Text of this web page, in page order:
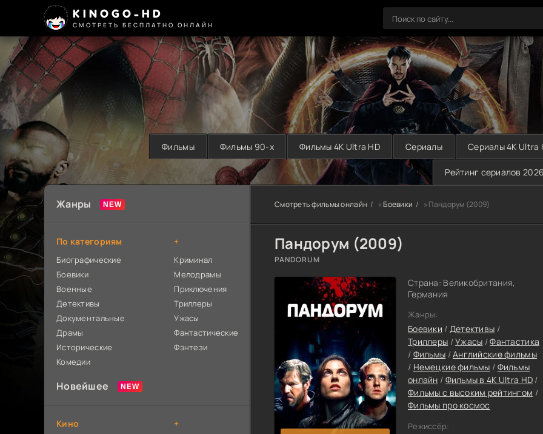
KINOGO-HD
СМОТРЕТЬ БЕСПЛАТНО ОНЛАЙН
Фильмы Фильмы 90-х Фильмы 4K Ultra HD Сериалы Сериалы 4K Ultra
Рейтинг сериалов 2026
Смотреть фильмы онлайн »Боевики » Пандорум (2009)
Пандорум (2009)
PANDORUM
Страна: Великобритания,
Германия
Жанры:
Боевики / Детективы /
Триллеры /Ужасы /Фантастика
/ Фильмы /Английские фильмы
/ Немецкие фильмы / Фильмы
онлайн / Фильмы в 4K Ultra HD /
Фильмы с высоким рейтингом /
Фильмы про космос
Режиссёр:
Жанры
По категориям
Биографические
Боевики
Военные
Детективы
Документальные
Драмы
Исторические
Комедии
+
Криминал
Мелодрамы
Приключения
Триллеры
Ужасы
Фантастические
Фэнтези
Новейшее
Кино +